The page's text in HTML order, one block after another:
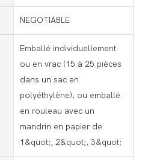
NEGOTIABLE
Emballé individuellement
ou en vrac (15 à 25 pièces
dans un sac en
polyéthylène), ou emballé
en rouleau avec un
mandrin en papier de
1&quot;, 2&quot;, 3&quot;